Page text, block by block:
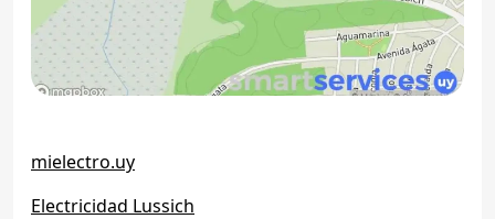
mielectro.uy
Electricidad Lussich